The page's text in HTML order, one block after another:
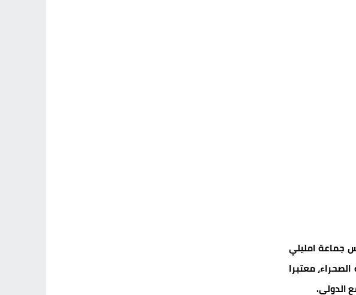
جماعة امليلي
المتحدة للقرار رقم 2797 المتعلق بقضية الصحراء، معتبرا
الدولي.